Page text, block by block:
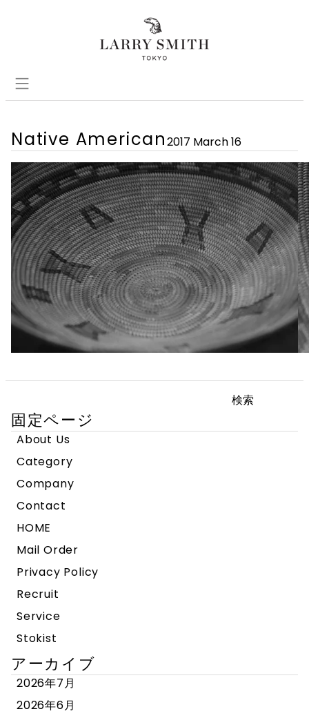
Native American2017 March 16
索:
固定ページ
About Us
Category
Company
Contact
HOME
Mail Order
Privacy Policy
Recruit
Service
Stokist
アーカイブ
2026年7月
2026年6月